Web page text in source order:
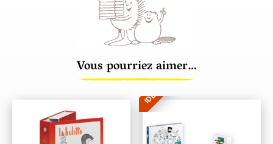
Vous pourriez aimer…
IDÉE CADEAU